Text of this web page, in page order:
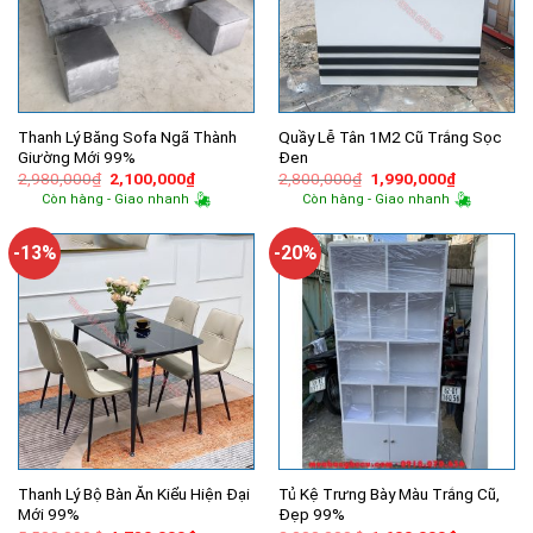
Thanh Lý Băng Sofa Ngã Thành
Giường Mới 99%
2,980,000₫ Giá
gốc
là:
2,100,000₫Giá
hiện
tại
2,100,000₫.
Còn hàng - Giao nhanh
Quầy Lễ Tân 1M2 Cũ Trắng Sọc
Đen
2,800,000₫ Giá
gốc
là:
1,990,000₫Giá
hiện
tại
Còn hàng - Giao nhanh
-13%
Thanh Lý Bộ Bàn Ăn Kiểu Hiện Đại
Mới 99%
-20%
Tủ Kệ Trưng Bày Màu Trắng Cũ,
Đẹp 99%